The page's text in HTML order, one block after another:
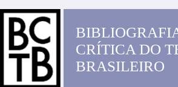
CRÍTICA DO
BRASILEIRO